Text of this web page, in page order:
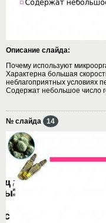
Описание слайда:
Почему используют
Характерна большая
неблагоприятных условиях
Содержат небольшое число
№ слайда 14